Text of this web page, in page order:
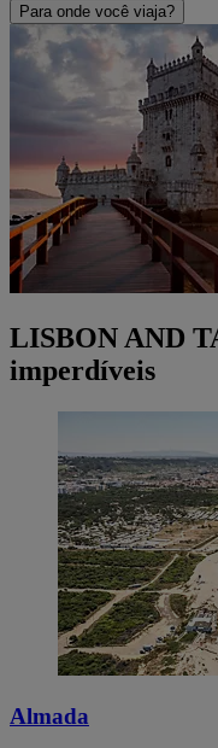
Para onde você viaja?
LISBON AND
imperdíveis
Almada